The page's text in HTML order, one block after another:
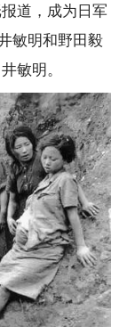
道，成为日军
敏明和野田毅
敏明。